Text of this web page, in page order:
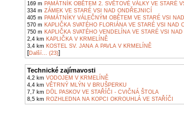
169 m PAMÁTNÍK OBĚTEM 2. SVĚTOVÉ VÁLKY VE STARÉ
334 m ZÁMEK VE STARÉ VSI NAD ONDŘEJNICÍ
405 m PAMÁTNÍKY VÁLEČNÝM OBĚTEM VE STARÉ VSI
570 m KAPLIČKA SVATÉHO FLORIÁNA VE STARÉ VSI NAD
750 m KAPLIČKA SVATÉHO VENDELÍNA VE STARÉ VSI
2,4 km KAPLIČKA V KRMELÍNĚ
3,4 km KOSTEL SV. JANA A PAVLA V KRMELÍNĚ
[Další... (23)]
Technické zajímavosti
4,2 km VODOJEM V KRMELÍNĚ
4,4 km VĚTRNÝ MLÝN V BRUŠPERKU
7,7 km DŮL PASKOV VE STAŘÍČI - CVIČNÁ ŠTOLA
8,5 km ROZHLEDNA NA KOPCI OKROUHLÁ VE STAŘÍČI